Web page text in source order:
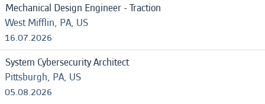
Mechanical Design Engineer - Traction
West Mifflin, PA, US
16.07.2026
System Cybersecurity Architect
Pittsburgh, PA, US
05.08.2026